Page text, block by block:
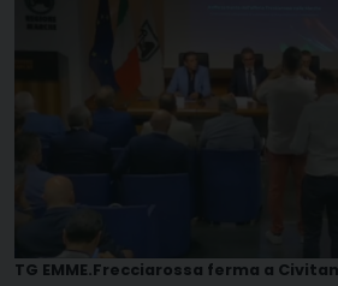
TG EMME.Frecciarossa ferma a